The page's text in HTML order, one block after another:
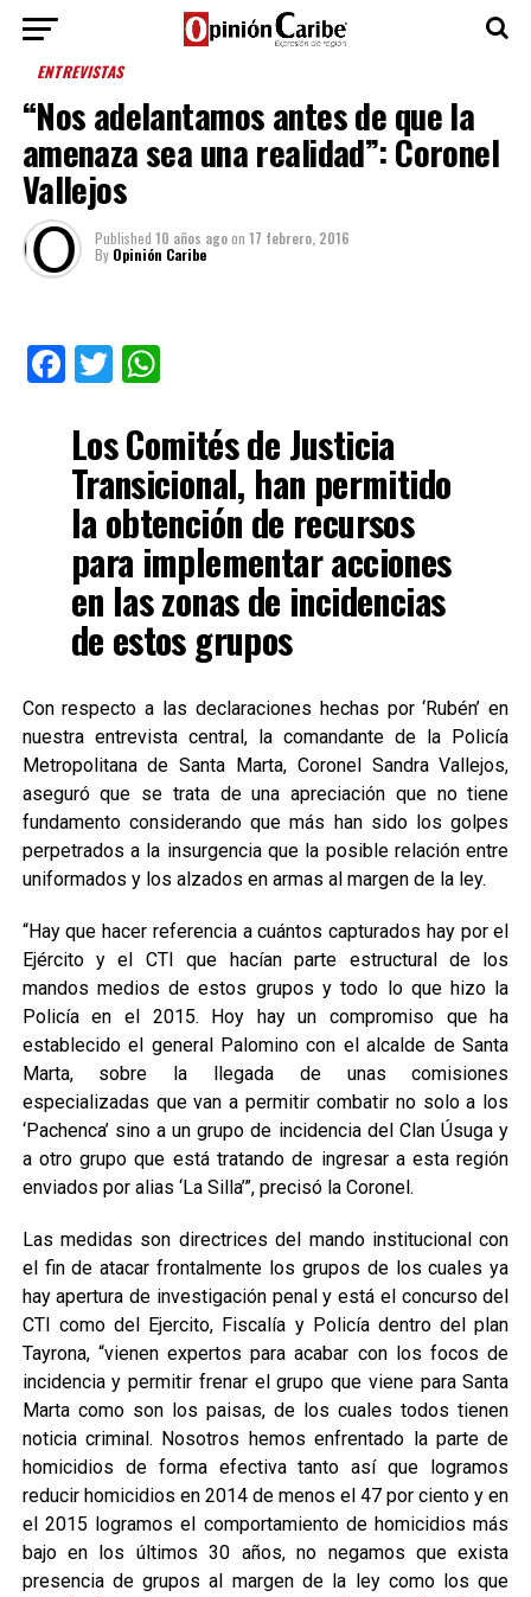
ENTREVISTAS
“Nos adelantamos antes de que la
amenaza sea una realidad”: Coronel
Vallejos
Published 10 años agoon 17 febrero, 2016
By Opinión Caribe
Facebook
TwitterWhatsApp
Los Comités de Justicia
Transicional, han permitido
la obtención de recursos
para implementar acciones
en las zonas de incidencias
de estos grupos
Con respecto a las declaraciones hechas por ‘Rubén’ en
nuestra entrevista central, la comandante de la Policía
Metropolitana de Santa Marta, Coronel Sandra Vallejos,
aseguró que se trata de una apreciación que no tiene
fundamento considerando que más han sido los golpes
perpetrados a la insurgencia que la posible relación entre
uniformados y los alzados en armas al margen de la ley.
“Hay que hacer referencia a cuántos capturados hay por el
Ejército y el CTI que hacían parte estructural de los
mandos medios de estos grupos y todo lo que hizo la
Policía en el 2015. Hoy hay un compromiso que ha
establecido el general Palomino con el alcalde de Santa
Marta, sobre la llegada de unas comisiones
especializadas que van a permitir combatir no solo a los
‘Pachenca’ sino a un grupo de incidencia del Clan Úsuga y
a otro grupo que está tratando de ingresar a esta región
enviados por alias ‘La Silla’”, precisó la Coronel.
Las medidas son directrices del mando institucional con
el fin de atacar frontalmente los grupos de los cuales ya
hay apertura de investigación penal y está el concurso del
CTI como del Ejercito, Fiscalía y Policía dentro del plan
Tayrona, “vienen expertos para acabar con los focos de
incidencia y permitir frenar el grupo que viene para Santa
Marta como son los paisas, de los cuales todos tienen
noticia criminal. Nosotros hemos enfrentado la parte de
homicidios de forma efectiva tanto así que logramos
reducir homicidios en 2014 de menos el 47 por ciento y en
el 2015 logramos el comportamiento de homicidios más
bajo en los últimos 30 años, no negamos que exista
presencia de grupos al margen de la ley como los que